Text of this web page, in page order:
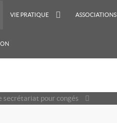
VIE PRATIQUE ASSOCIATIONS
secrétariat pour congés